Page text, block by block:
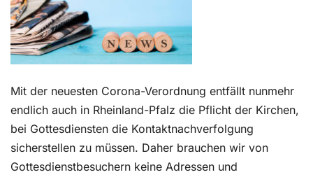
Mit der neuesten Corona-Verordnung entfällt nunmehr
endlich auch in Rheinland-Pfalz die Pflicht der Kirchen,
bei Gottesdiensten die Kontaktnachverfolgung
sicherstellen zu müssen. Daher brauchen wir von
Gottesdienstbesuchern keine Adressen und